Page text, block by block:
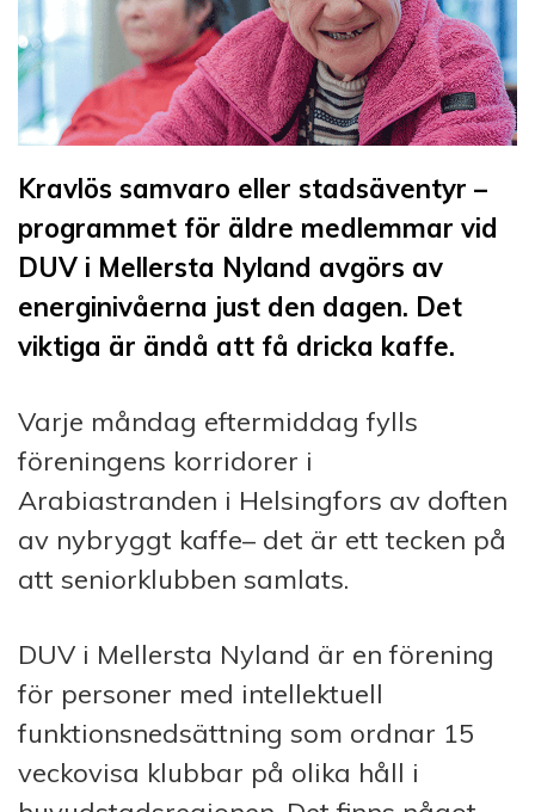
Kravlös samvaro eller stadsäventyr –
programmet för äldre medlemmar vid
DUV i Mellersta Nyland avgörs av
energinivåerna just den dagen. Det
viktiga är ändå att få dricka kaffe.
Varje måndag eftermiddag fylls
föreningens korridorer i
Arabiastranden i Helsingfors av doften
av nybryggt kaffe– det är ett tecken på
att seniorklubben samlats.
DUV i Mellersta Nyland är en förening
för personer med intellektuell
funktionsnedsättning som ordnar 15
veckovisa klubbar på olika håll i